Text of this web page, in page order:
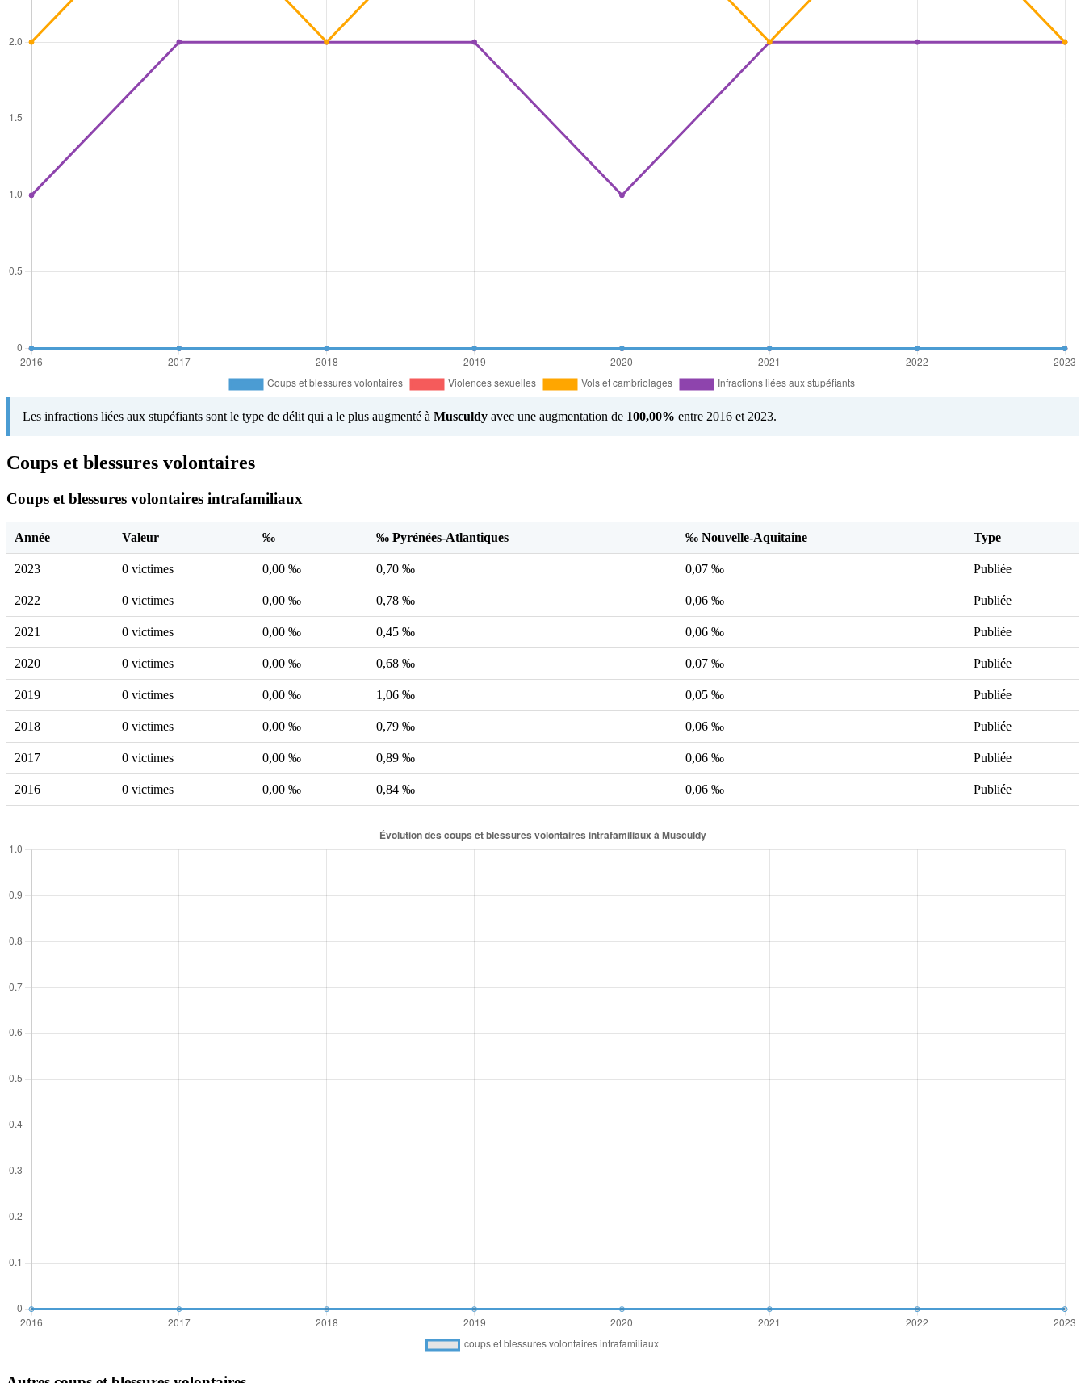
Les infractions liées aux stupéfiants sont le type de délit qui a le plus augmenté à Musculdy avec une augmentation de 100,00% entre 2016 et 2023.
Coups et blessures volontaires
Coups et blessures volontaires intrafamiliaux
Année Valeur ‰ ‰ Pyrénées-Atlantiques ‰ Nouvelle-Aquitaine Type
2023 0 victimes 0,00 ‰ 0,70 ‰ 0,07 ‰ Publiée
2022 0 victimes 0,00 ‰ 0,78 ‰ 0,06 ‰ Publiée
2021 0 victimes 0,00 ‰ 0,45 ‰ 0,06 ‰ Publiée
2020 0 victimes 0,00 ‰ 0,68 ‰ 0,07 ‰ Publiée
2019 0 victimes 0,00 ‰ 1,06 ‰ 0,05 ‰ Publiée
2018 0 victimes 0,00 ‰ 0,79 ‰ 0,06 ‰ Publiée
2017 0 victimes 0,00 ‰ 0,89 ‰ 0,06 ‰ Publiée
2016 0 victimes 0,00 ‰ 0,84 ‰ 0,06 ‰ Publiée